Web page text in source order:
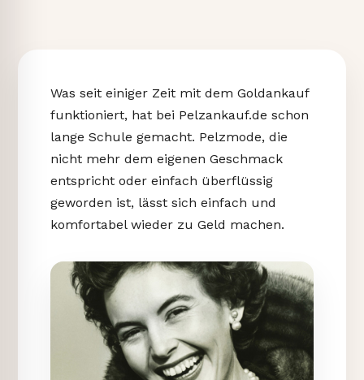
Was seit einiger Zeit mit dem Goldankauf
funktioniert, hat bei Pelzankauf.de schon
lange Schule gemacht. Pelzmode, die
nicht mehr dem eigenen Geschmack
entspricht oder einfach überflüssig
geworden ist, lässt sich einfach und
komfortabel wieder zu Geld machen.